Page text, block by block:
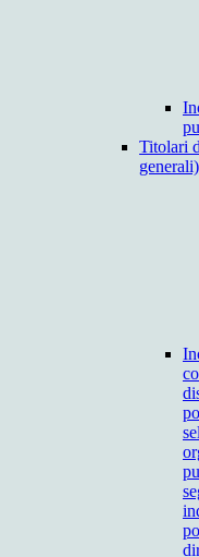
Titolari
generali)